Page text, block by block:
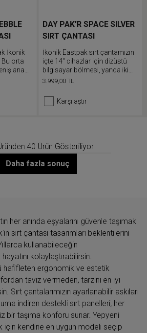
İkonik
Bu orta
ana
DAY PAK'R SPACE SILVER
SIRT ÇANTASI
İkonik Eastpak sırt çantamızın
içte 14" cihazlar için dizüstü
bilgisayar bölmesi, yanda iki
adet cebi, dolgulu sırt bölümü
bulunur.
3.999,00 TL
Karşılaştır
40 Ürün Gösteriliyor
Daha fazla sonuç
her anında eşyalarını güvenle taşımak
sırt çantası tasarımları beklentilerini
kullanabileceğin
kolaylaştırabilirsin.
hafifleten ergonomik ve estetik
taviz vermeden, tarzını en iyi
Sırt çantalarımızın ayarlanabilir askıları
indiren destekli sırt panelleri, her
bir taşıma konforu sunar. Yepyeni
için kendine en uygun modeli seçip